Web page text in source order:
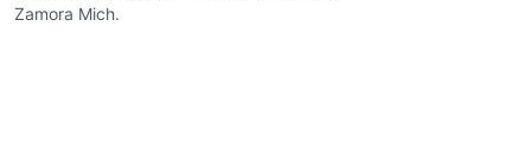
Zamora Mich.